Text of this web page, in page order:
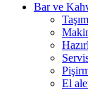
Bar ve
El